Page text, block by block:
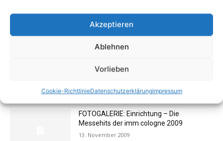
Akzeptieren
Ablehnen
Vorlieben
Cookie-RichtlinieDatenschutzerklärungimpressum
1 2
AKTUELL BELIEBTE BEITRÄGE (7 TAGE)
FOTOGALERIE: Einrichtung – Die
Messehits der imm cologne 2009
13. November 2009